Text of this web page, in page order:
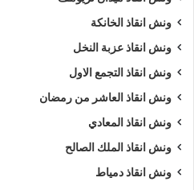
ونش انقاذ الخانكة
ونش انقاذ عزبة النخل
ونش انقاذ التجمع الاول
ونش انقاذ العاشر من رمضان
ونش انقاذ المعادي
ونش انقاذ الملك الصالح
ونش انقاذ دمياط